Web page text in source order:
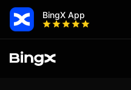
BingX App